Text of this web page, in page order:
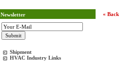
Newsletter
Shipment
HVAC Industry Links
« Back